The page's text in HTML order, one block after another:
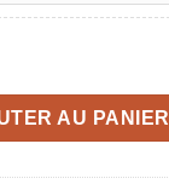
dragon
AU PANIER